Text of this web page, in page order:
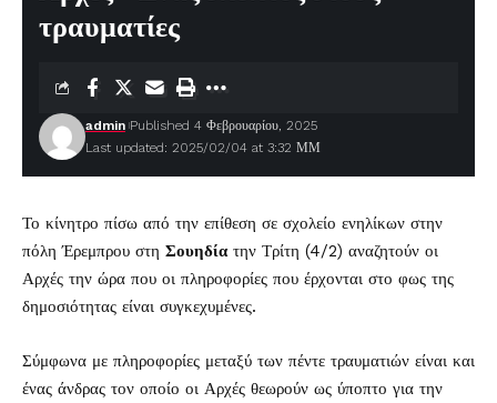
τραυματίες
Last updated: 2025/02/04 at 3:32 ΜΜ
admin Published 4 Φεβρουαρίου, 2025
Το κίνητρο πίσω από την επίθεση σε σχολείο ενηλίκων στην
πόλη Έρεμπρου στη Σουηδίατην Τρίτη (4/2) αναζητούν οι
Αρχές την ώρα που οι πληροφορίες που έρχονται στο φως της
δημοσιότητας είναι συγκεχυμένες.
Σύμφωνα με πληροφορίες μεταξύ των πέντε τραυματιών είναι και
ένας άνδρας τον οποίο οι Αρχές θεωρούν ως ύποπτο για την